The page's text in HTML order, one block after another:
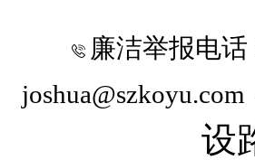
廉洁举报电话
joshua@szkoyu.com
设